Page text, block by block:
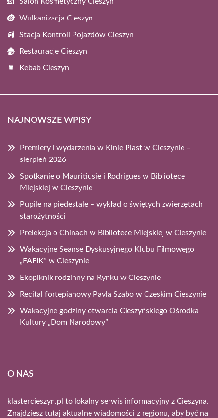
Wulkanizacja Cieszyn
Stacja Kontroli Pojazdów Cieszyn
Restauracje Cieszyn
Kebab Cieszyn
NAJNOWSZE WPISY
Premiery i wydarzenia w Kinie Piast w Cieszynie –
sierpień 2026
Spotkanie o Mauritiusie i Rodrigues w Bibliotece
Miejskiej w Cieszynie
Pupile na piedestale – wykład o świętych zwierzętach
starożytności
Prelekcja o Chinach w Bibliotece Miejskiej w Cieszynie
Wakacyjne Seanse Dyskusyjnego Klubu Filmowego
„FAFIK” w Cieszynie
Ekopiknik rodzinny na Rynku w Cieszynie
Recital fortepianowy Pavla Szabo w Czeskim Cieszynie
Wakacyjne godziny otwarcia Cieszyńskiego Ośrodka
Kultury „Dom Narodowy”
O NAS
klastercieszyn.pl to lokalny serwis informacyjny z Cieszyna.
Znajdziesz tutaj aktualne wiadomości z regionu, aby być na